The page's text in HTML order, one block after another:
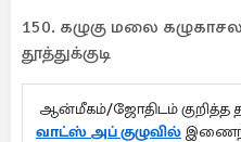
150. கழுகு மலை
தூத்துக்குடி
ஆன்மீகம்/ஜோதிடம்
வாட்ஸ் அப் குழுவில்